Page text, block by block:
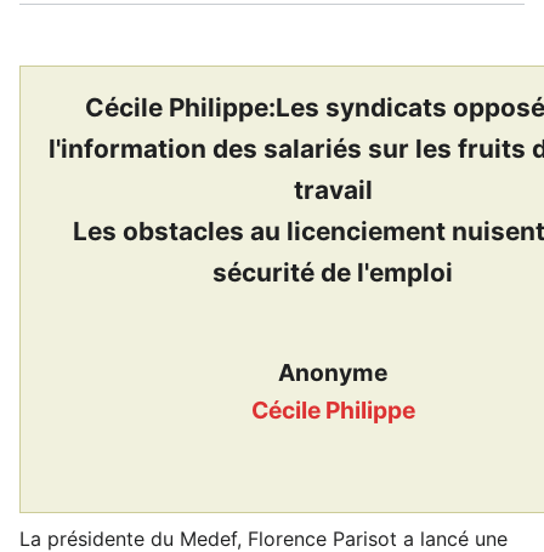
Cécile Philippe:Les syndicats
l'information des salariés sur les fruits
travail
Les obstacles au licenciement
sécurité de l'emploi
Anonyme
Cécile Philippe
La présidente du Medef, Florence Parisot a lancé une